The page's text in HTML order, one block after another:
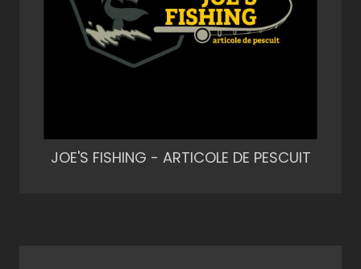
JOE'S FISHING - ARTICOLE DE PESCUIT